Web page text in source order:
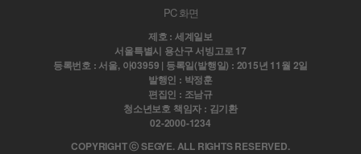
PC 화면
제호 : 세계일보
서울특별시 용산구 서빙고로 17
등록번호 : 서울, 아03959 | 등록일(발행일) : 2015년 11월 2일
발행인 : 박정훈
편집인 : 조남규
청소년보호 책임자 : 김기환
02-2000-1234
COPYRIGHT ⓒ SEGYE. ALL RIGHTS RESERVED.